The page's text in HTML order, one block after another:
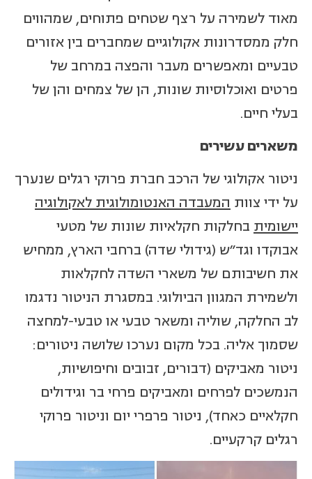
מאוד לשמירה על רצף שטחים פתוחים, שמהווים
חלק ממסדרונות אקולוגיים שמחברים בין אזורים
טבעיים ומאפשרים מעבר והפצה במרחב של
פרטים ואוכלוסיות שונות, הן של צמחים והן של
בעלי חיים.
משארים עשירים
ניטור אקולוגי של הרכב חברת פרוקי רגלים שנערך
על ידי צוות המעבדה האנטומולוגית לאקולוגיה
יישומית בחלקות חקלאיות שונות של מטעי
אבוקדו וגד"ש (גידולי שדה) ברחבי הארץ, ממחיש
את חשיבותם של משארי השדה לחקלאות
ולשמירת המגוון הביולוגי. במסגרת הניטור נדגמו
לב החלקה, שוליה ומשאר טבעי או טבעי-למחצה
שסמוך אליה. בכל מקום נערכו שלושה ניטורים:
ניטור מאביקים (דבורים, זבובים וחיפושיות,
הנמשכים לפרחים ומאביקים פרחי בר וגידולים
חקלאיים כאחד), ניטור פרפרי יום וניטור פרוקי
רגלים קרקעיים.